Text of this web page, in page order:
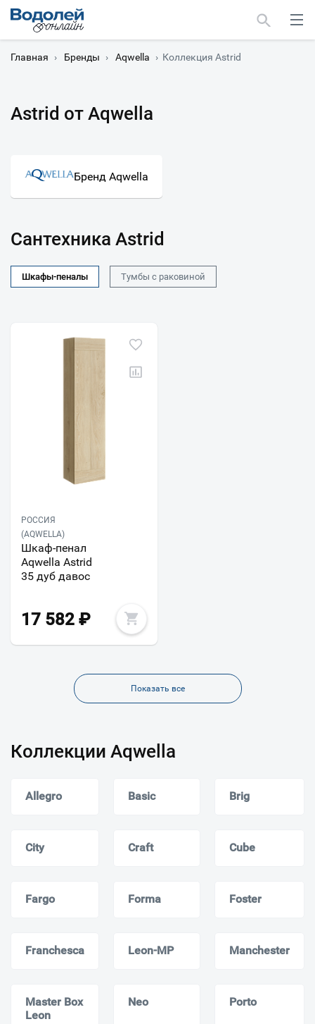
Главная › Бренды › Aqwella › Коллекция Astrid
Astrid от Aqwella
Бренд Aqwella
Сантехника Astrid
Шкафы-пеналы Тумбы с раковиной
РОССИЯ
(AQWELLA)
Шкаф-пенал
Aqwella Astrid
35 дуб давос
17 582 ₽
Показать все
Коллекции Aqwella
Allegro Basic Brig
City Craft Cube
Fargo Forma Foster
Franchesca Leon-MP Manchester
Master Box
Leon
Neo Porto